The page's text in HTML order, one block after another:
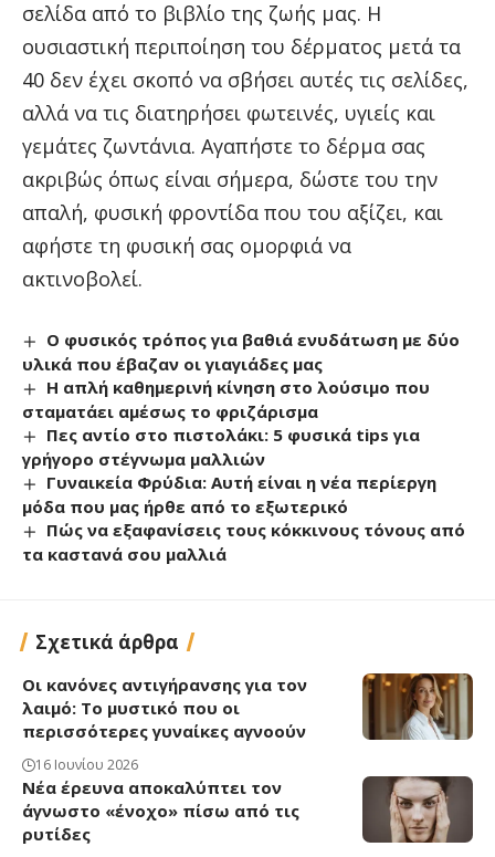
σελίδα από το βιβλίο της ζωής μας. Η
ουσιαστική περιποίηση του δέρματος μετά τα
40 δεν έχει σκοπό να σβήσει αυτές τις σελίδες,
αλλά να τις διατηρήσει φωτεινές, υγιείς και
γεμάτες ζωντάνια. Αγαπήστε το δέρμα σας
ακριβώς όπως είναι σήμερα, δώστε του την
απαλή, φυσική φροντίδα που του αξίζει, και
αφήστε τη φυσική σας ομορφιά να
ακτινοβολεί.
Ο φυσικός τρόπος για βαθιά ενυδάτωση με δύο
υλικά που έβαζαν οι γιαγιάδες μας
Η απλή καθημερινή κίνηση στο λούσιμο που
σταματάει αμέσως το φριζάρισμα
Πες αντίο στο πιστολάκι: 5 φυσικά tips για
γρήγορο στέγνωμα μαλλιών
Γυναικεία Φρύδια: Αυτή είναι η νέα περίεργη
μόδα που μας ήρθε από το εξωτερικό
Πώς να εξαφανίσεις τους κόκκινους τόνους από
τα καστανά σου μαλλιά
Σχετικά άρθρα
Οι κανόνες αντιγήρανσης για τον
λαιμό: Το μυστικό που οι
περισσότερες γυναίκες αγνοούν
16 Ιουνίου 2026
Νέα έρευνα αποκαλύπτει τον
άγνωστο «ένοχο» πίσω από τις
ρυτίδες